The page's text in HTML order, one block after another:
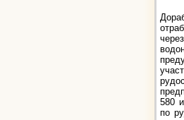
580
по